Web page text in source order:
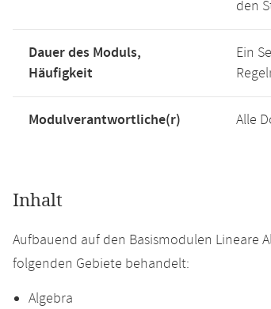
den
Dauer des Moduls,
Häufigkeit
Ein
Modulverantwortliche(r) Alle
Inhalt
Aufbauend auf den Basismodulen Lineare
folgenden Gebiete behandelt:
Algebra